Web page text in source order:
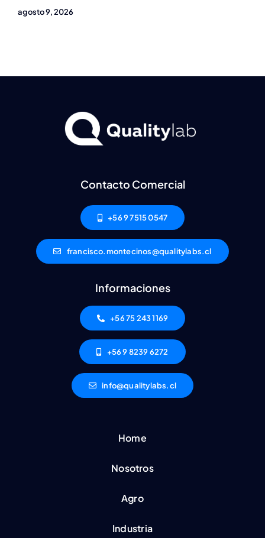
agosto 9, 2026
Contacto Comercial
+56 9 7515 0547
francisco.montecinos@qualitylabs.cl
Informaciones
+56 75 243 1169
+56 9 8239 6272
info@qualitylabs.cl
Home
Nosotros
Agro
Industria